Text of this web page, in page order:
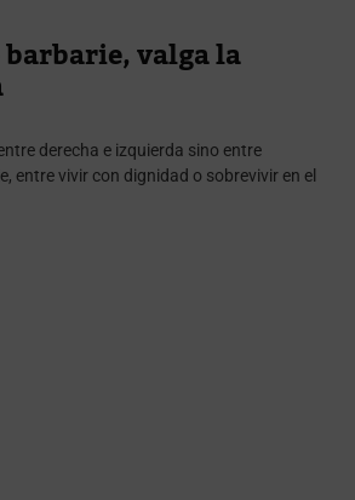
valga la
derecha e izquierda sino entre
entre vivir con dignidad o sobrevivir en el